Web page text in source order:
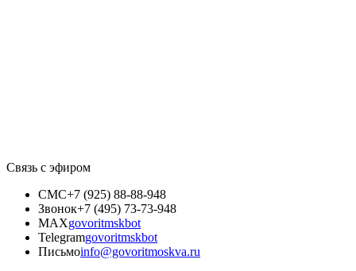
Связь с эфиром
СМС+7 (925) 88-88-948
Звонок+7 (495) 73-73-948
MAXgovoritmskbot
Telegramgovoritmskbot
Письмоinfo@govoritmoskva.ru